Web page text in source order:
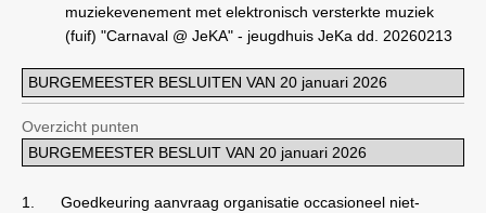
muziekevenement met elektronisch versterkte muziek
(fuif) "Carnaval @ JeKA" - jeugdhuis JeKa dd. 20260213
BURGEMEESTER BESLUITEN VAN 20 januari 2026
Overzicht punten
BURGEMEESTER BESLUIT VAN 20 januari 2026
1.
Goedkeuring aanvraag organisatie occasioneel niet-